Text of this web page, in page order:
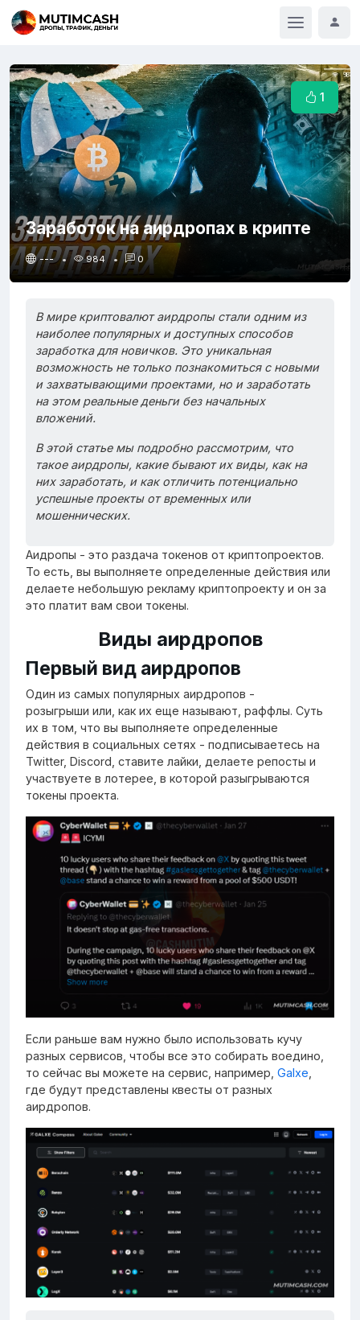
1
Заработок на аирдропах в крипте
--- 984 0
В мире криптовалют аирдропы стали одним из
наиболее популярных и доступных способов
заработка для новичков. Это уникальная
возможность не только познакомиться с новыми
и захватывающими проектами, но и заработать
на этом реальные деньги без начальных
вложений.
В этой статье мы подробно рассмотрим, что
такое аирдропы, какие бывают их виды, как на
них заработать, и как отличить потенциально
успешные проекты от временных или
мошеннических.
Аидропы - это раздача токенов от криптопроектов.
То есть, вы выполняете определенные действия или
делаете небольшую рекламу криптопроекту и он за
это платит вам свои токены.
Виды аирдропов
Первый вид аирдропов
Один из самых популярных аирдропов -
розыгрыши или, как их еще называют, раффлы. Суть
их в том, что вы выполняете определенные
действия в социальных сетях - подписываетесь на
Twitter, Discord, ставите лайки, делаете репосты и
участвуете в лотерее, в которой разыгрываются
токены проекта.
Если раньше вам нужно было использовать кучу
разных сервисов, чтобы все это собирать воедино,
то сейчас вы можете на сервис, например, Galxe
где будут представлены квесты от разных
аирдропов.